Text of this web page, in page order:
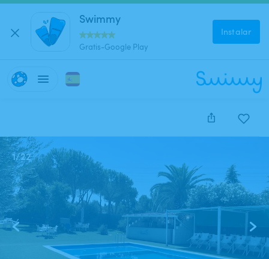
Swimmy
Gratis-Google Play
Instalar
1/22